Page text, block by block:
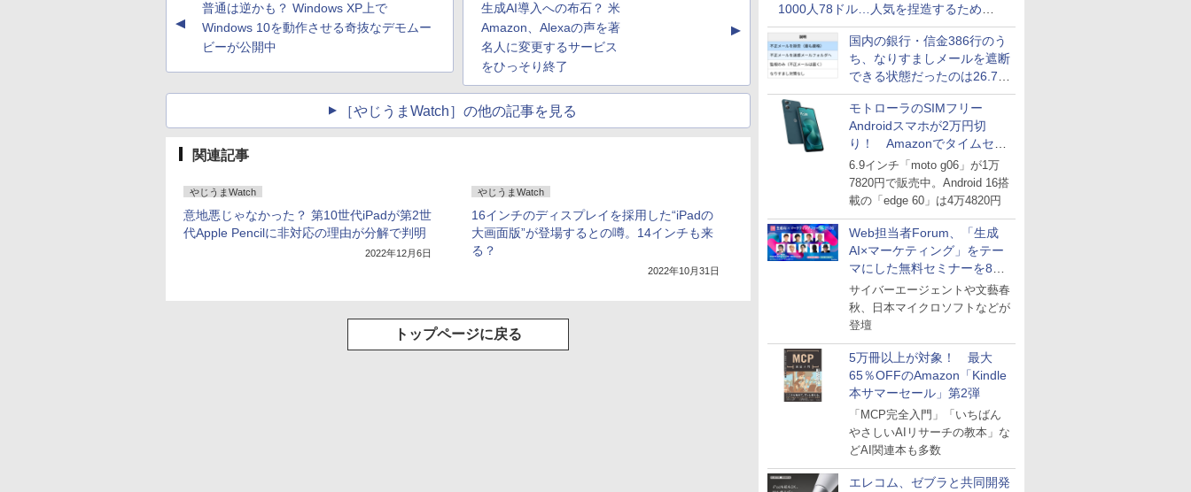
1000人78ドル…人気を捏造するための
価格リストが公開中
国内の銀行・信金386行のう
ち、なりすましメールを遮断
できる状態だったのは26.7％
にとどまる～GMOブランド
セキュリティ調査
モトローラのSIMフリー
Androidスマホが2万円切
り！ Amazonでタイムセー
ル
6.9インチ「moto g06」が1万
7820円で販売中。Android 16搭
載の「edge 60」は4万4820円
Web担当者Forum、「生成
AI×マーケティング」をテー
マにした無料セミナーを8月
27日にオンライン開催
サイバーエージェントや文藝春
秋、日本マイクロソフトなどが
登壇
5万冊以上が対象！ 最大
65％OFFのAmazon「Kindle
本サマーセール」第2弾
「MCP完全入門」「いちばん
やさしいAIリサーチの教本」な
どAI関連本も多数
エレコム、ゼブラと共同開発
▲
普通は逆かも？ Windows XP上で
Windows 10を動作させる奇抜なデモムー
ビーが公開中
生成AI導入への布石？ 米
Amazon、Alexaの声を著
名人に変更するサービス
をひっそり終了
▲
［やじうまWatch］の他の記事を見る
関連記事
やじうまWatch
意地悪じゃなかった？ 第10世代iPadが第2世
代Apple Pencilに非対応の理由が分解で判明
2022年12月6日
やじうまWatch
16インチのディスプレイを採用した“iPadの
大画面版”が登場するとの噂。14インチも来
る？
2022年10月31日
トップページに戻る